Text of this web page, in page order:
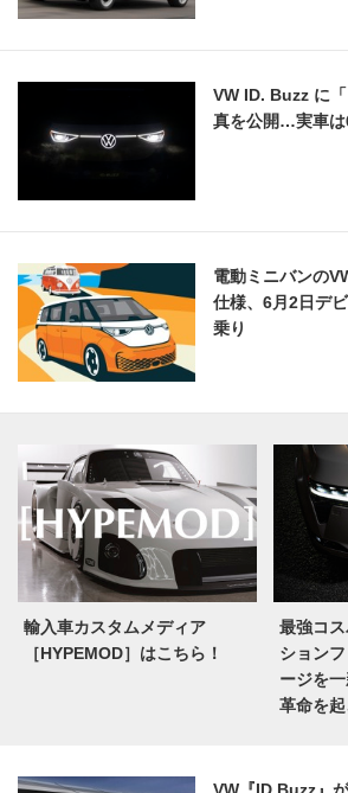
VW ID. Buzz に
真を公開…実車は
電動ミニバンの
仕様、6月2日デ
乗り
輸入車カスタムメディア
［HYPEMOD］はこちら！
最強コ
ション
ージを
革命を